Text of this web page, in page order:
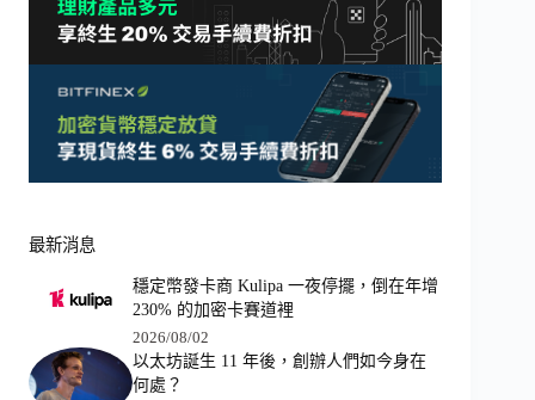
最新消息
穩定幣發卡商 Kulipa 一夜停擺，倒在年增
230% 的加密卡賽道裡
2026/08/02
以太坊誕生 11 年後，創辦人們如今身在
何處？